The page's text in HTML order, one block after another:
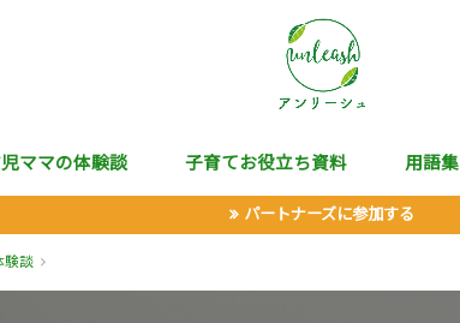
ママの体験談 子育てお役立ち資料 用語集
パートナーズに参加する
験談